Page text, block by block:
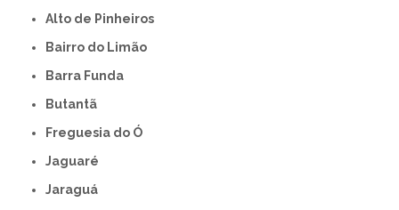
Alto de Pinheiros
Bairro do Limão
Barra Funda
Butantã
Freguesia do Ó
Jaguaré
Jaraguá